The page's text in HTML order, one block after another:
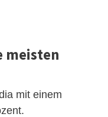
meisten
mit einem